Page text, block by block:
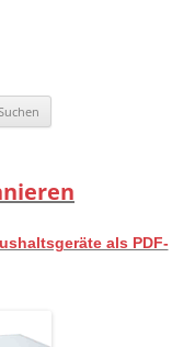
als PDF-